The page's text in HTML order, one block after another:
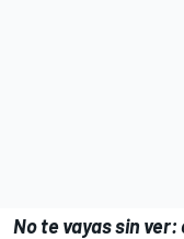
No te vayas sin